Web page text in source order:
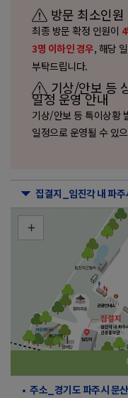
방문 최소인
최종 방문 확정 인원이
3명 이하인 경우, 해당
부탁드립니다.
기상/안보 등
일정 운영 안내
기상/안보 등 특이상황
일정으로 운영될 수 있
집결지_임진각 내 파주
주소_경기도 파주시 문